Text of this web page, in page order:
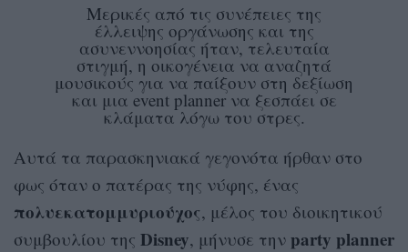
Μερικές από τις συνέπειες της
έλλειψης οργάνωσης και της
ασυνεννοησίας ήταν, τελευταία
στιγμή, η οικογένεια να αναζητά
μουσικούς για να παίξουν στη δεξίωση
και μια event planner να ξεσπάει σε
κλάματα λόγω του στρες.
Αυτά τα παρασκηνιακά γεγονότα ήρθαν στο
φως όταν ο πατέρας της νύφης, ένας
πολυεκατομμυριούχος, μέλος του διοικητικού
συμβουλίου της Disney, μήνυσε την party planner